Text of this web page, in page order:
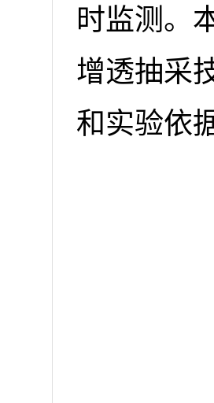
时监测。
增透抽采
和实验依